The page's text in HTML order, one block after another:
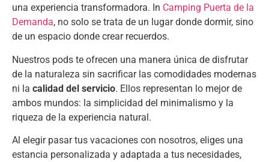
una experiencia transformadora. In Camping Puerta de la
Demanda, no solo se trata de un lugar donde dormir, sino
de un espacio donde crear recuerdos.
Nuestros pods te ofrecen una manera única de disfrutar
de la naturaleza sin sacrificar las comodidades modernas
ni la calidad del servicio. Ellos representan lo mejor de
ambos mundos: la simplicidad del minimalismo y la
riqueza de la experiencia natural.
Al elegir pasar tus vacaciones con nosotros, eliges una
estancia personalizada y adaptada a tus necesidades,